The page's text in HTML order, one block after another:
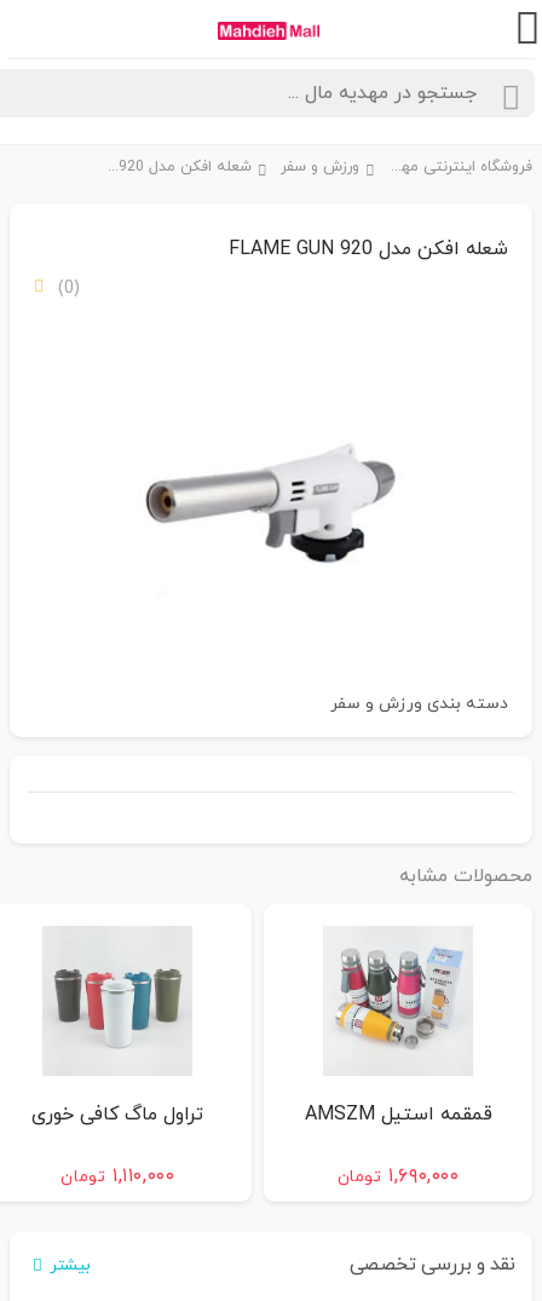
فروشگاه اینترنتی مهدیه مال ورزش و سفر شعله افکن مدل FLAME GUN 920
شعله افکن مدل FLAME GUN 920
دسته بندیورزش و سفر
مشابه
قمقمه استیل AMSZM
۱,۶۹۰,۰۰۰ تومان
تراول ماگ کافی خوری
۱,۱۱۰,۰۰۰ تومان
نقد و بررسی تخصصی بیشتر